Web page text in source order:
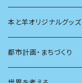
本と羊オリジナルグッズ
都市計画・まちづくり